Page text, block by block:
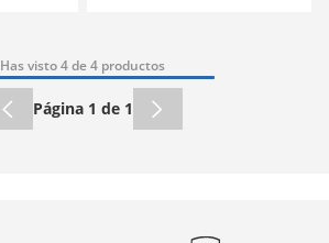
Has visto 4 de 4 productos
Página 1 de 1